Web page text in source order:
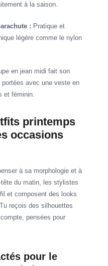
à la saison.
: Pratique et
légère comme le nylon
en jean midi fait son
avec une veste en
et féminin.
printemps
occasions
à sa morphologie et à
du matin, les stylistes
et composent des looks
reçois des silhouettes
pensées pour
pour le